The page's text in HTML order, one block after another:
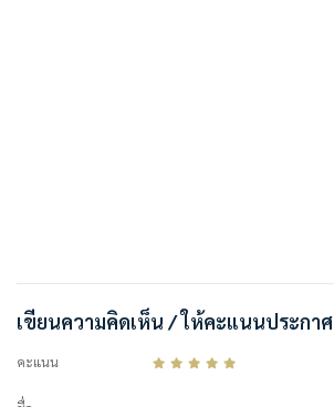
เขียนความคิดเห็น / ให้คะแนนประกาศ
คะแนน